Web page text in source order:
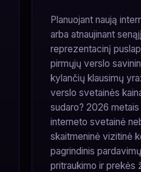
Planuojant naują
arba atnaujinant senąjį
reprezentacinį
pirmųjų verslo
kylančių klausimų
verslo svetainės
sudaro? 2026
interneto svetainė
skaitmeninė vizitinė
pagrindinis
pritraukimo ir prekės